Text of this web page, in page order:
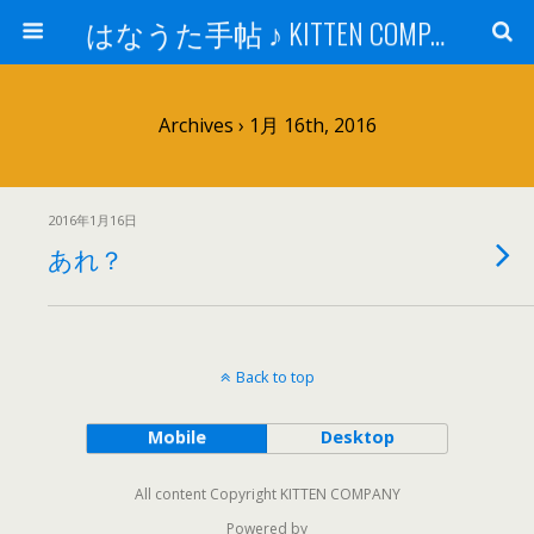
はなうた手帖 ♪ KITTEN COMPANY
Archives › 1月 16th, 2016
2016年1月16日
あれ？
Back to top
Mobile Desktop
All content Copyright KITTEN COMPANY
Powered by